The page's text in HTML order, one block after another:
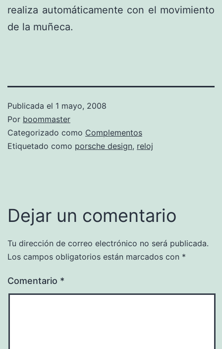
realiza automáticamente con el movimiento
de la muñeca.
Publicada el 1 mayo, 2008
Por boommaster
Categorizado como Complementos
Etiquetado como porsche design, reloj
Dejar un comentario
Tu dirección de correo electrónico no será publicada.
Los campos obligatorios están marcados con *
Comentario *